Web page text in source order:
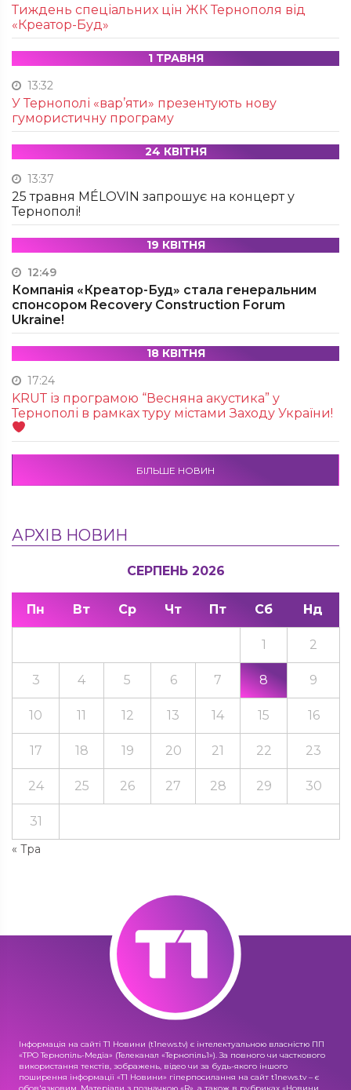
Тиждень спеціальних цін ЖК Тернополя від
«Креатор-Буд»
1 ТРАВНЯ
13:32
У Тернополі «вар’яти» презентують нову
гумористичну програму
24 КВІТНЯ
13:37
25 травня MÉLOVIN запрошує на концерт у
Тернополі!
19 КВІТНЯ
12:49
Компанія «Креатор-Буд» стала генеральним
спонсором Recovery Construction Forum
Ukraine!
18 КВІТНЯ
17:24
KRUТ із програмою “Весняна акустика” у
Тернополі в рамках туру містами Заходу України!
БІЛЬШЕ НОВИН
АРХІВ НОВИН
СЕРПЕНЬ 2026
Пн Вт Ср Чт Пт Сб Нд
« Тра
1 2
3 4 5 6 7 8 9
10 11 12 13 14 15 16
17 18 19 20 21 22 23
24 25 26 27 28 29 30
31
Інформація на сайті Т1 Новини (t1news.tv) є інтелектуальною власністю ПП
«ТРО Тернопіль-Медіа» (Телеканал «Тернопіль1»). За повного чи часткового
використання текстів, зображень, відео чи за будь-якого іншого
поширення інформації «Т1 Новини» гіперпосилання на сайт t1news.tv – є
обов'язковим. Матеріали з позначкою «R», а також в рубриках «Новини